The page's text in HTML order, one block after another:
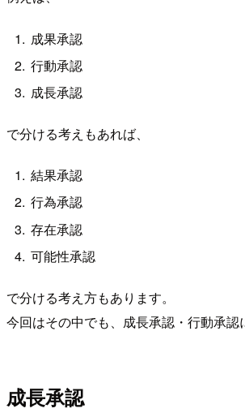
成果承認
行動承認
成長承認
で分ける考えもあれば、
結果承認
行為承認
存在承認
可能性承認
で分ける考え方もあります。
今回はその中でも、成長承認・行動承認
成長承認